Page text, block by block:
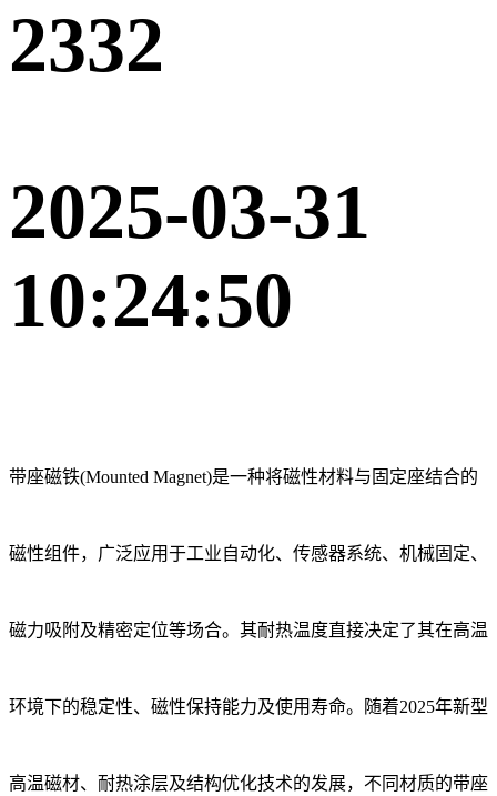
2332
2025-03-31
10:24:50
带座磁铁(Mounted Magnet)是一种将磁性材料与固定座结合的
磁性组件，广泛应用于工业自动化、传感器系统、机械固定、
磁力吸附及精密定位等场合。其耐热温度直接决定了其在高温
环境下的稳定性、磁性保持能力及使用寿命。随着2025年新型
高温磁材、耐热涂层及结构优化技术的发展，不同材质的带座